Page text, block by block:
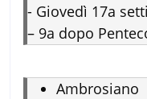
- Giovedì 17a
– 9a dopo
Ambrosiano